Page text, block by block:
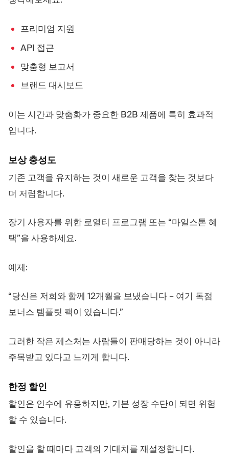
프리미엄 지원
API 접근
맞춤형 보고서
브랜드 대시보드
이는 시간과 맞춤화가 중요한 B2B 제품에 특히 효과적
입니다.
보상 충성도
기존 고객을 유지하는 것이 새로운 고객을 찾는 것보다
더 저렴합니다.
장기 사용자를 위한 로열티 프로그램 또는 “마일스톤 혜
택”을 사용하세요.
예제:
“당신은 저희와 함께 12개월을 보냈습니다 – 여기 독점
보너스 템플릿 팩이 있습니다.”
그러한 작은 제스처는 사람들이 판매당하는 것이 아니라
주목받고 있다고 느끼게 합니다.
한정 할인
할인은 인수에 유용하지만, 기본 성장 수단이 되면 위험
할 수 있습니다.
할인을 할 때마다 고객의 기대치를 재설정합니다.